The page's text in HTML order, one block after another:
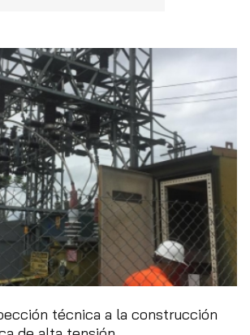
técnica a la construcción